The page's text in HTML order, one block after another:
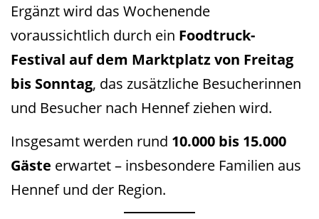
Ergänzt wird das Wochenende
voraussichtlich durch ein Foodtruck-
Festival auf dem Marktplatz von Freitag
bis Sonntag, das zusätzliche Besucherinnen
und Besucher nach Hennef ziehen wird.
Insgesamt werden rund 10.000 bis 15.000
Gäste erwartet – insbesondere Familien aus
Hennef und der Region.